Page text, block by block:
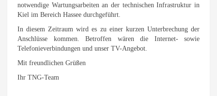
notwendige Wartungsarbeiten an der technischen Infrastruktur in
Kiel im Bereich Hassee durchgeführt.
In diesem Zeitraum wird es zu einer kurzen Unterbrechung der
Anschlüsse kommen. Betroffen wären die Internet- sowie
Telefonieverbindungen und unser TV-Angebot.
Mit freundlichen Grüßen
Ihr TNG-Team